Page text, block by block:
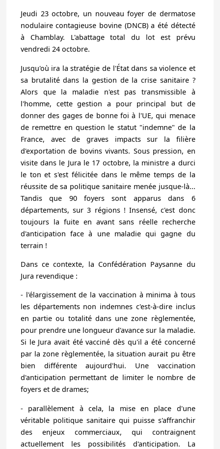
J eudi 23 octobre, un nouveau foyer de dermatose
nodulaire contagieuse bovine (DNCB) a été détecté
à Chamblay. L'abattage total du lot est prévu
vendredi 24 octobre.
Jusqu'où ira la stratégie de l'État dans sa violence et
sa brutalité dans la gestion de la crise sanitaire ?
Alors que la maladie n'est pas transmissible à
l'homme, cette gestion a pour principal but de
donner des gages de bonne foi à l'UE, qui menace
de remettre en question le statut "indemne" de la
France, avec de graves impacts sur la filière
d'exportation de bovins vivants. Sous pression, en
visite dans le Jura le 17 octobre, la ministre a durci
le ton et s'est félicitée dans le même temps de la
réussite de sa politique sanitaire menée jusque-là...
Tandis que 90 foyers sont apparus dans 6
départements, sur 3 régions ! Insensé, c'est donc
toujours la fuite en avant sans réelle recherche
d'anticipation face à une maladie qui gagne du
terrain !
Dans ce contexte, la Confédération Paysanne du
Jura revendique :
- l'élargissement de la vaccination à minima à tous
les départements non indemnes c'est-à-dire inclus
en partie ou totalité dans une zone règlementée,
pour prendre une longueur d'avance sur la maladie.
Si le Jura avait été vacciné dès qu'il a été concerné
par la zone règlementée, la situation aurait pu être
bien différente aujourd'hui. Une vaccination
d'anticipation permettant de limiter le nombre de
foyers et de drames;
- parallèlement à cela, la mise en place d'une
véritable politique sanitaire qui puisse s'affranchir
des enjeux commerciaux, qui contraignent
actuellement les possibilités d'anticipation. La